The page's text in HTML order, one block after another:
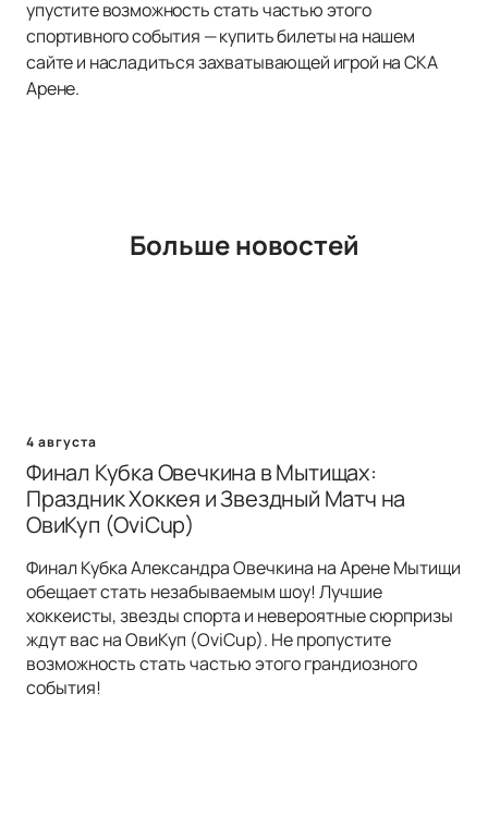
упустите возможность стать частью этого
спортивного события — купить билеты на нашем
сайте и насладиться захватывающей игрой на СКА
Арене.
Больше новостей
4 августа
Финал Кубка Овечкина в Мытищах:
Праздник Хоккея и Звездный Матч на
ОвиКуп (OviCup)
Финал Кубка Александра Овечкина на Арене Мытищи
обещает стать незабываемым шоу! Лучшие
хоккеисты, звезды спорта и невероятные сюрпризы
ждут вас на ОвиКуп (OviCup). Не пропустите
возможность стать частью этого грандиозного
события!